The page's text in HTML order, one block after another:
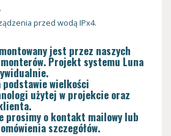
przed wodą IPx4.
jest przez naszych
Projekt systemu Luna
wielkości
użytej w projekcie oraz
prosimy o kontakt mailowy lub
szczegółów.